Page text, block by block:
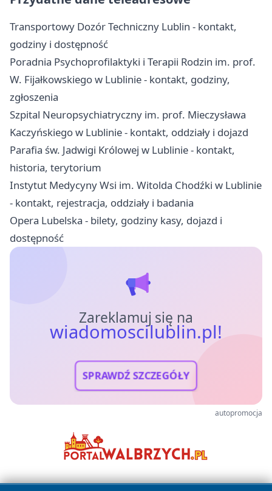
Transportowy Dozór Techniczny Lublin - kontakt,
godziny i dostępność
Poradnia Psychoprofilaktyki i Terapii Rodzin im. prof.
W. Fijałkowskiego w Lublinie - kontakt, godziny,
zgłoszenia
Szpital Neuropsychiatryczny im. prof. Mieczysława
Kaczyńskiego w Lublinie - kontakt, oddziały i dojazd
Parafia św. Jadwigi Królowej w Lublinie - kontakt,
historia, terytorium
Instytut Medycyny Wsi im. Witolda Chodźki w Lublinie
- kontakt, rejestracja, oddziały i badania
Opera Lubelska - bilety, godziny kasy, dojazd i
dostępność
Zareklamuj się na
wiadomoscilublin.pl!
SPRAWDŹ SZCZEGÓŁY
autopromocja